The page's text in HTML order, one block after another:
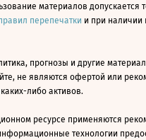
материалов допускается
перепечатки и при наличии
прогнозы и другие
не являются офертой или
либо активов.
ресурсе применяются
технологии